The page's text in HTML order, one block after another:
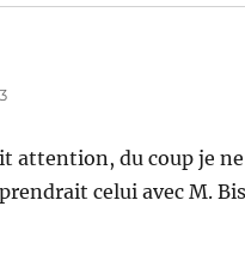
attention, du coup je
celui avec M.